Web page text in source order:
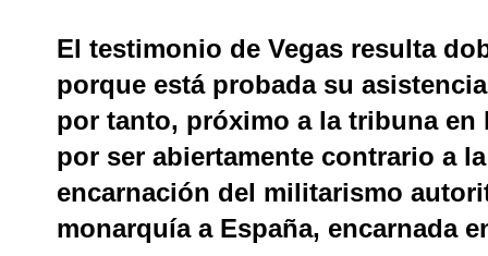
El testimonio de Vegas resulta
porque está probada su
por tanto, próximo a la tribuna
por ser abiertamente contrario a
encarnación del militarismo
monarquía a España, encarnada